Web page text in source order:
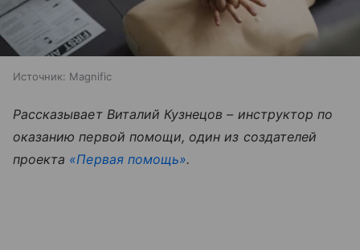
Источник: Magnific
Рассказывает Виталий Кузнецов – инструктор по
оказанию первой помощи, один из создателей
проекта «Первая помощь».